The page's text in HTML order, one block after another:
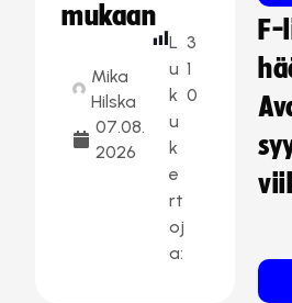
mukaan
Mika
Hilska
07.08.
2026
L
u
k
u
k
e
rt
oj
a:
3
1
0